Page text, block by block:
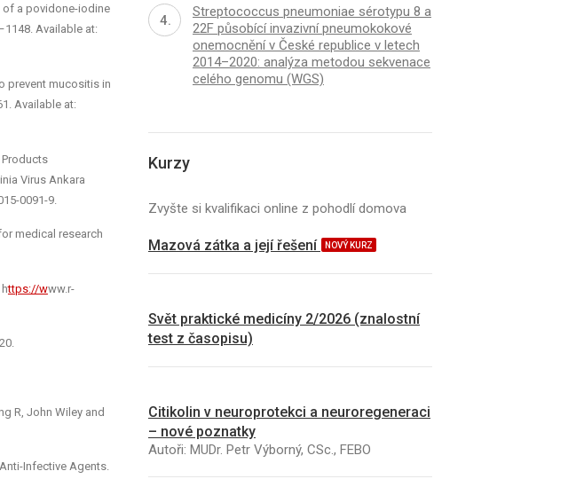
of a povidone-iodine
Available at:
prevent mucositis in
Available at:
Virus Ankara
0091-9.
medical research
ttps://www.r-
R, John Wiley and
Infective Agents.
Streptococcus pneumoniae sérotypu 8 a
22F působící invazivní pneumokokové
onemocnění v České republice v letech
2014–2020: analýza metodou sekvenace
celého genomu (WGS)
Kurzy
Zvyšte si kvalifikaci online z pohodlí domova
Mazová zátka a její řešení NOVÝ KURZ
Svět praktické medicíny 2/2026 (znalostní
test z časopisu)
Citikolin v neuroprotekci a neuroregeneraci
– nové poznatky
Autoři: MUDr. Petr Výborný, CSc., FEBO